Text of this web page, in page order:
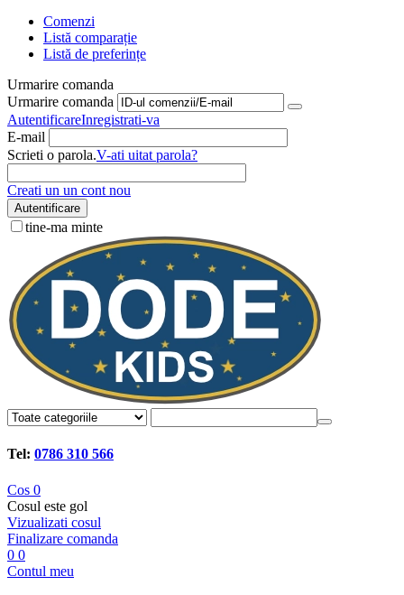
Comenzi
Listă comparație
Listă de preferințe
Urmarire comanda
Urmarire comanda
AutentificareInregistrati-va
E-mail
Scrieti o parola.V-ati uitat parola?
Creati un un cont nou
Autentificare
tine-ma minte
Tel: 0786 310 566
Cos 0
Cosul este gol
Vizualizati cosul
Finalizare comanda
0 0
Contul meu